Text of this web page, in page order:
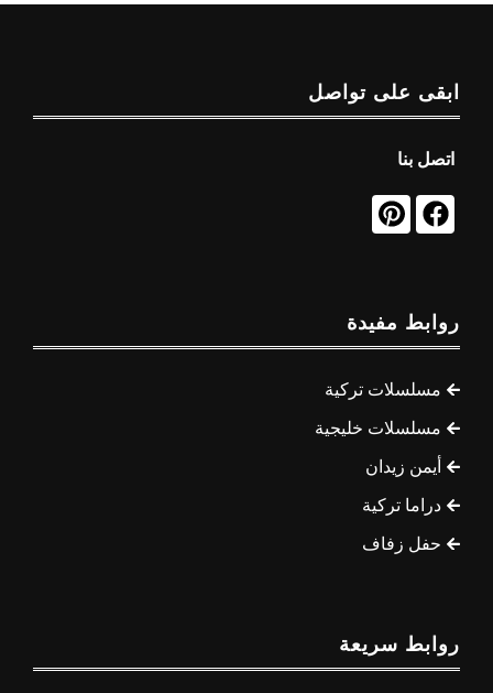
ابقى على تواصل
اتصل بنا
روابط مفيدة
مسلسلات تركية
مسلسلات خليجية
أيمن زيدان
دراما تركية
حفل زفاف
روابط سريعة